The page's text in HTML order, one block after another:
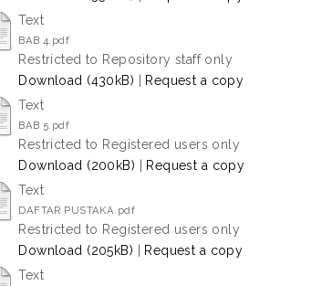
Text
BAB 4.pdf
Restricted to Repository staff only
Download (430kB)
Request a copy
Text
BAB 5.pdf
Restricted to Registered users only
Download (200kB)
Request a copy
Text
DAFTAR PUSTAKA.pdf
Restricted to Registered users only
Download (205kB)
Request a copy
Text